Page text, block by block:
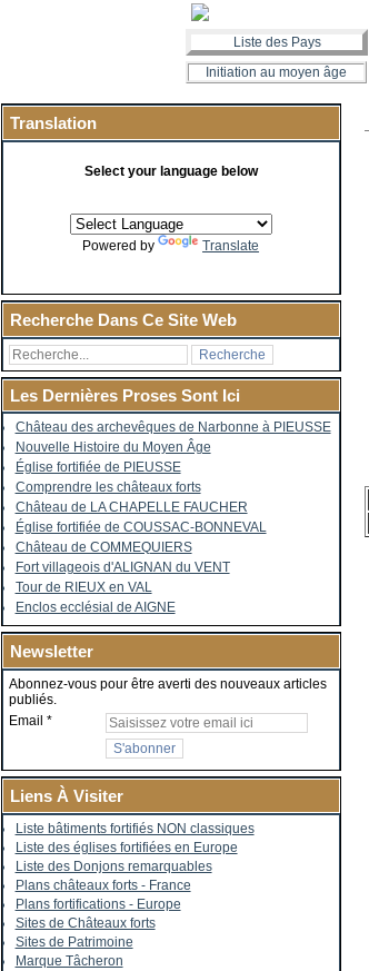
Liste des Pays
Initiation au moyen âge
Translation
Select your language below
Powered by Translate
Recherche Dans Ce Site Web
Les Dernières Proses Sont Ici
Château des archevêques de Narbonne à PIEUSSE
Nouvelle Histoire du Moyen Âge
Église fortifiée de PIEUSSE
Comprendre les châteaux forts
Château de LA CHAPELLE FAUCHER
Église fortifiée de COUSSAC-BONNEVAL
Château de COMMEQUIERS
Fort villageois d'ALIGNAN du VENT
Tour de RIEUX en VAL
Enclos ecclésial de AIGNE
Newsletter
Abonnez-vous pour être averti des nouveaux articles
publiés.
Email
Liens À Visiter
Liste bâtiments fortifiés NON classiques
Liste des églises fortifiées en Europe
Liste des Donjons remarquables
Plans châteaux forts - France
Plans fortifications - Europe
Sites de Châteaux forts
Sites de Patrimoine
Marque Tâcheron